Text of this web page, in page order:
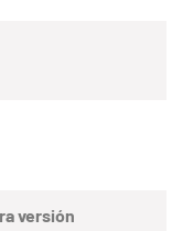
versión